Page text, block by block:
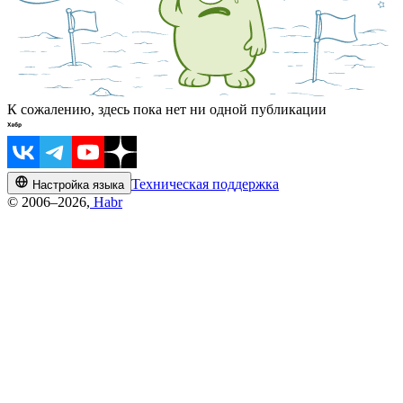
К сожалению, здесь пока нет ни одной публикации
Настройка языка Техническая поддержка
© 2006–2026, Habr